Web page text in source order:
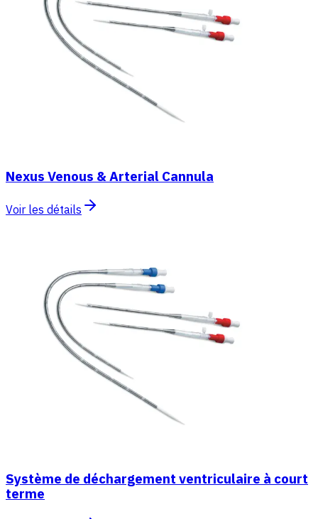
Nexus Venous & Arterial Cannula
Voir les détails
Système de déchargement ventriculaire à court
terme